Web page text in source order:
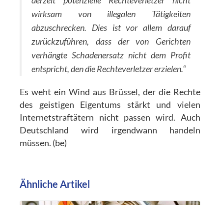
wirksam von illegalen Tätigkeiten
abzuschrecken. Dies ist vor allem darauf
zurückzuführen, dass der von Gerichten
verhängte Schadenersatz nicht dem Profit
entspricht, den die Rechteverletzer erzielen.“
Es weht ein Wind aus Brüssel, der die Rechte
des geistigen Eigentums stärkt und vielen
Internetstraftätern nicht passen wird. Auch
Deutschland wird irgendwann handeln
müssen. (be)
Ähnliche Artikel